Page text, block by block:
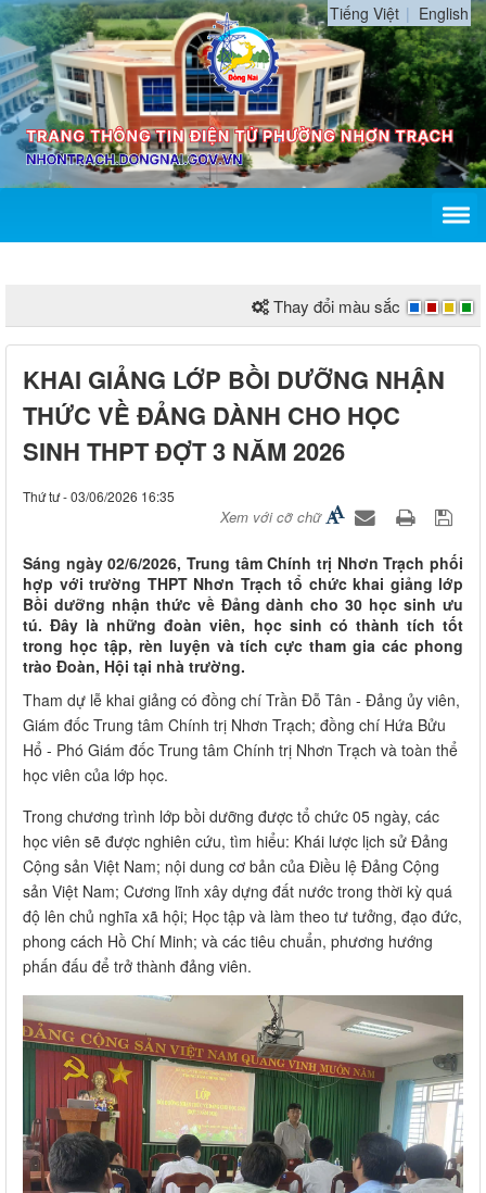
Tiếng Việt English
Thay đổi màu sắc
KHAI GIẢNG LỚP BỒI DƯỠNG NHẬN
THỨC VỀ ĐẢNG DÀNH CHO HỌC
SINH THPT ĐỢT 3 NĂM 2026
Thứ tư - 03/06/2026 16:35
Xem với cỡ chữ
Sáng ngày 02/6/2026, Trung tâm Chính trị Nhơn Trạch phối
hợp với trường THPT Nhơn Trạch tổ chức khai giảng lớp
Bồi dưỡng nhận thức về Đảng dành cho 30 học sinh ưu
tú. Đây là những đoàn viên, học sinh có thành tích tốt
trong học tập, rèn luyện và tích cực tham gia các phong
trào Đoàn, Hội tại nhà trường.
Tham dự lễ khai giảng có đồng chí Trần Đỗ Tân - Đảng ủy viên,
Giám đốc Trung tâm Chính trị Nhơn Trạch; đồng chí Hứa Bửu
Hổ - Phó Giám đốc Trung tâm Chính trị Nhơn Trạch và toàn thể
học viên của lớp học.
Trong chương trình lớp bồi dưỡng được tổ chức 05 ngày, các
học viên sẽ được nghiên cứu, tìm hiểu: Khái lược lịch sử Đảng
Cộng sản Việt Nam; nội dung cơ bản của Điều lệ Đảng Cộng
sản Việt Nam; Cương lĩnh xây dựng đất nước trong thời kỳ quá
độ lên chủ nghĩa xã hội; Học tập và làm theo tư tưởng, đạo đức,
phong cách Hồ Chí Minh; và các tiêu chuẩn, phương hướng
phấn đấu để trở thành đảng viên.